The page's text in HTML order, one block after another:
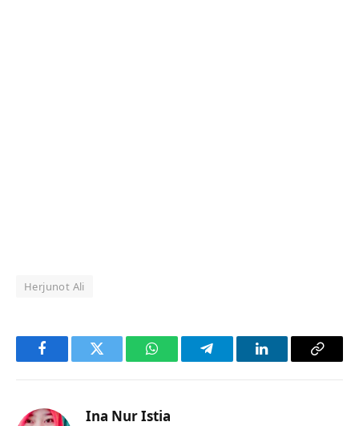
Herjunot Ali
FacebookTwitter WhatsAppTelegramLinkedInCopy
Ina Nur Istia